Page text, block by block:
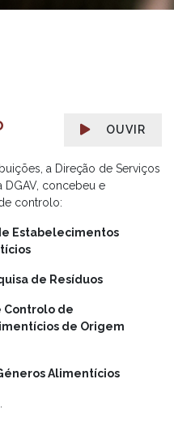
OUVIR
a Direção de Serviços
DGAV, concebeu e
controlo:
Estabelecimentos
de Resíduos
Controlo de
de Origem
Alimentícios